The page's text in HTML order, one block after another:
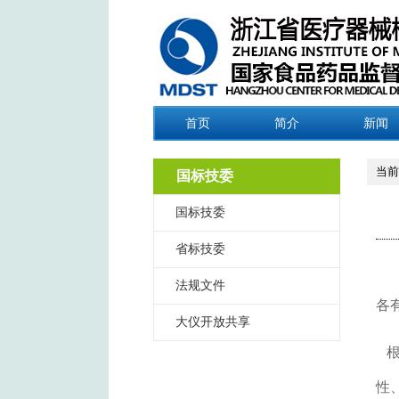
首页 简介 新闻
国标技委
国标技委
省标技委
法规文件
大仪开放共享
当
各
性